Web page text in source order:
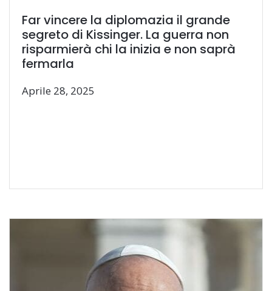
Far vincere la diplomazia il grande
segreto di Kissinger. La guerra non
risparmierà chi la inizia e non saprà
fermarla
Aprile 28, 2025